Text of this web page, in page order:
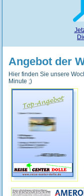
Angebot der
Hier finden Sie unsere
Minute ;)